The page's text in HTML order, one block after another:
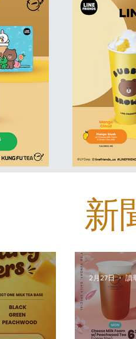
新
2月27日 讀